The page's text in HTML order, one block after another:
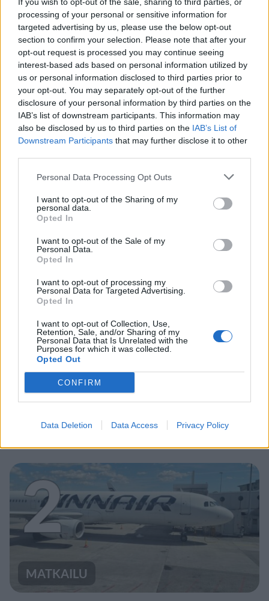
processing of your personal or sensitive information for
targeted advertising by us, please use the below opt-out
section to confirm your selection. Please note that after your
opt-out request is processed you may continue seeing
interest-based ads based on personal information utilized by
us or personal information disclosed to third parties prior to
your opt-out. You may separately opt-out of the further
disclosure of your personal information by third parties on the
IAB’s list of downstream participants. This information may
also be disclosed by us to third parties on the IAB’s List of
Downstream Participants that may further disclose it to other
Personal Data Processing Opt Outs
I want to opt-out of the Sharing of my
personal data.
Opted In
I want to opt-out of the Sale of my
Personal Data.
Opted In
I want to opt-out of processing my
Personal Data for Targeted Advertising.
Opted In
I want to opt-out of Collection, Use,
Retention, Sale, and/or Sharing of my
Personal Data that Is Unrelated with the
Purposes for which it was collected.
Opted Out
CONFIRM
Data Deletion Data Access Privacy Policy
Staran luetuimmat
1
UUTISET
Leskeneläke ei kuulu kaikille –
Kela muistuttaa tärkeästä
ikärajasta
2
MATKAILU